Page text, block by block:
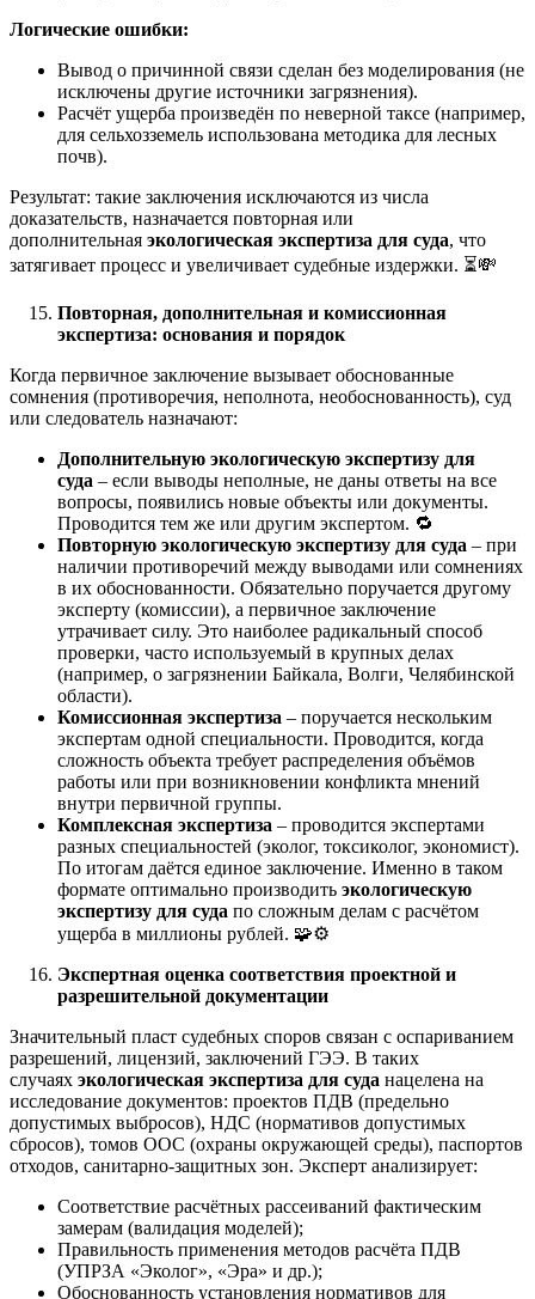
Логические ошибки:
Вывод о причинной связи сделан без моделирования (не
исключены другие источники загрязнения).
Расчёт ущерба произведён по неверной таксе (например,
для сельхозземель использована методика для лесных
почв).
Результат: такие заключения исключаются из числа
доказательств, назначается повторная или
дополнительная экологическая экспертиза для суда, что
затягивает процесс и увеличивает судебные издержки. ⏳💸
Повторная, дополнительная и комиссионная
экспертиза: основания и порядок
Когда первичное заключение вызывает обоснованные
сомнения (противоречия, неполнота, необоснованность), суд
или следователь назначают:
Дополнительную экологическую экспертизу для
суда – если выводы неполные, не даны ответы на все
вопросы, появились новые объекты или документы.
Проводится тем же или другим экспертом. 🔁
Повторную экологическую экспертизу для суда – при
наличии противоречий между выводами или сомнениях
в их обоснованности. Обязательно поручается другому
эксперту (комиссии), а первичное заключение
утрачивает силу. Это наиболее радикальный способ
проверки, часто используемый в крупных делах
(например, о загрязнении Байкала, Волги, Челябинской
области).
Комиссионная экспертиза – поручается нескольким
экспертам одной специальности. Проводится, когда
сложность объекта требует распределения объёмов
работы или при возникновении конфликта мнений
внутри первичной группы.
Комплексная экспертиза – проводится экспертами
разных специальностей (эколог, токсиколог, экономист).
По итогам даётся единое заключение. Именно в таком
формате оптимально производить экологическую
экспертизу для суда по сложным делам с расчётом
ущерба в миллионы рублей. 🧩⚙️
Экспертная оценка соответствия проектной и
разрешительной документации
Значительный пласт судебных споров связан с оспариванием
разрешений, лицензий, заключений ГЭЭ. В таких
случаях экологическая экспертиза для суда нацелена на
исследование документов: проектов ПДВ (предельно
допустимых выбросов), НДС (нормативов допустимых
сбросов), томов ООС (охраны окружающей среды), паспортов
отходов, санитарно-защитных зон. Эксперт анализирует:
Соответствие расчётных рассеиваний фактическим
замерам (валидация моделей);
Правильность применения методов расчёта ПДВ
(УПРЗА «Эколог», «Эра» и др.);
Обоснованность установления нормативов для